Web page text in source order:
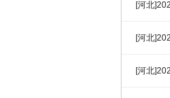
[河北
[河北
[河北